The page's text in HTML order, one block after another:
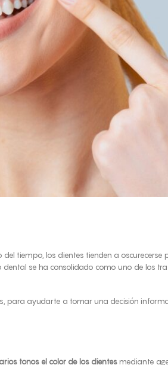
tiempo, los dientes tienden a
se ha consolidado como uno de los
para ayudarte a tomar una decisión
tonos el color de los dientes mediante